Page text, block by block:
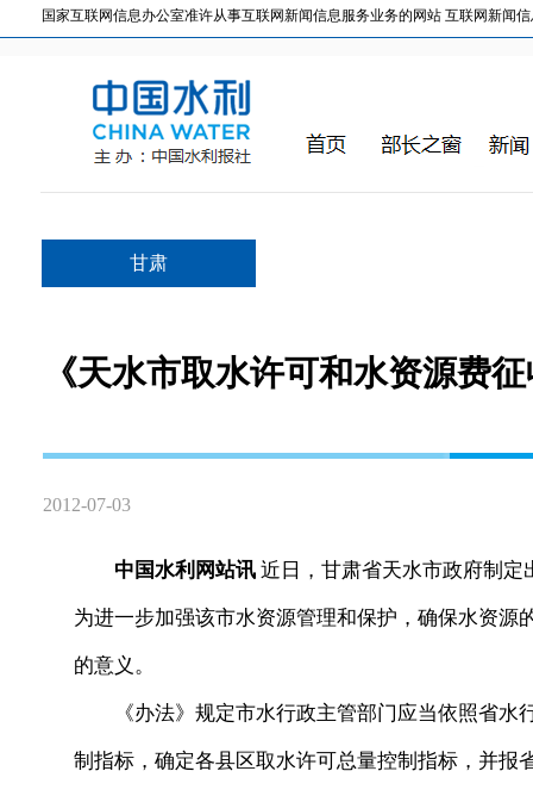
国家互联网信息办公室准许从事互联网新闻信息服务业务的网站 互联网新闻信
甘肃
《天水市取水许可和水资源费
2012-07-03
中国水利网站讯 近日，甘肃省天水市政府制
为进一步加强该市水资源管理和保护，确保水资
的意义。
《办法》规定市水行政主管部门应当依照省水
制指标，确定各县区取水许可总量控制指标，并